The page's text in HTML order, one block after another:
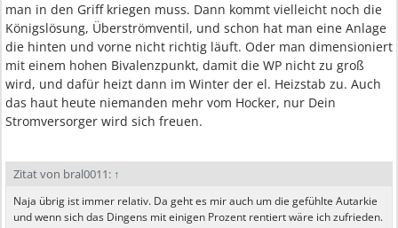
man in den Griff kriegen muss. Dann kommt vielleicht noch die
Königslösung, Überströmventil, und schon hat man eine Anlage
die hinten und vorne nicht richtig läuft. Oder man dimensioniert
mit einem hohen Bivalenzpunkt, damit die WP nicht zu groß
wird, und dafür heizt dann im Winter der el. Heizstab zu. Auch
das haut heute niemanden mehr vom Hocker, nur Dein
Stromversorger wird sich freuen.
Zitat von bral0011: ↑
Naja übrig ist immer relativ. Da geht es mir auch um die gefühlte Autarkie
und wenn sich das Dingens mit einigen Prozent rentiert wäre ich zufrieden.